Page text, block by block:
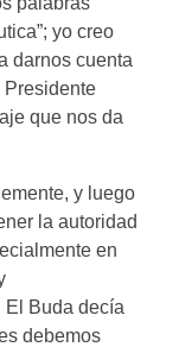
yo creo
darnos cuenta
Presidente
que nos da
y luego
la autoridad
en
Buda decía
debemos